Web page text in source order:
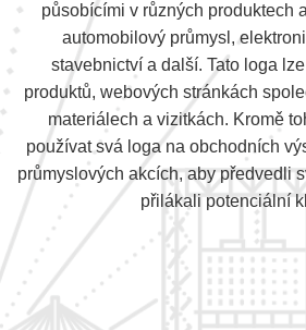
působícími v různých produktech
automobilový průmysl,
stavebnictví a další. Tato loga
produktů, webových stránkách
materiálech a vizitkách. Kromě
používat svá loga na obchodních
průmyslových akcích, aby předvedli
přilákali potenciální